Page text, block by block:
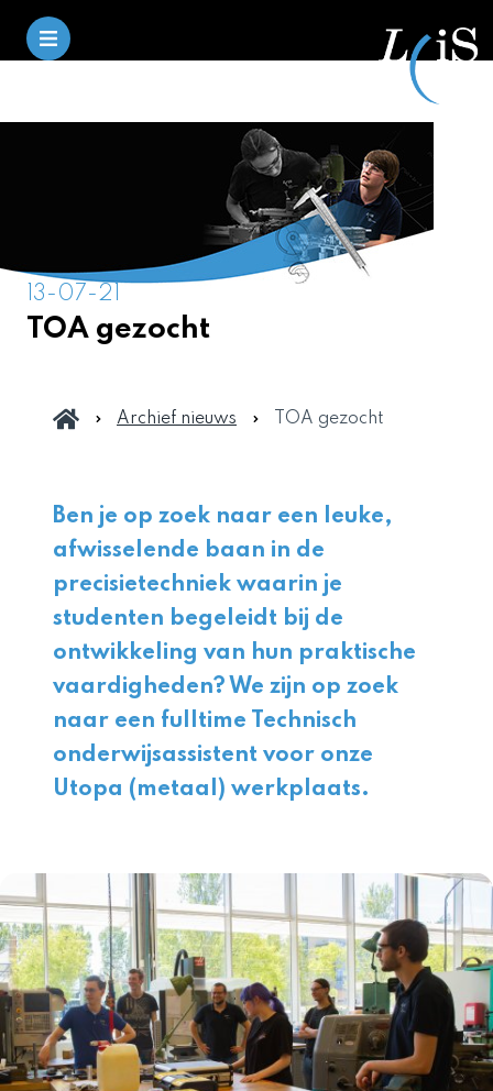
13-07-21
TOA gezocht
Archief nieuws TOA gezocht
Ben je op zoek naar een leuke,
afwisselende baan in de
precisietechniek waarin je
studenten begeleidt bij de
ontwikkeling van hun praktische
vaardigheden? We zijn op zoek
naar een fulltime Technisch
onderwijsassistent voor onze
Utopa (metaal) werkplaats.